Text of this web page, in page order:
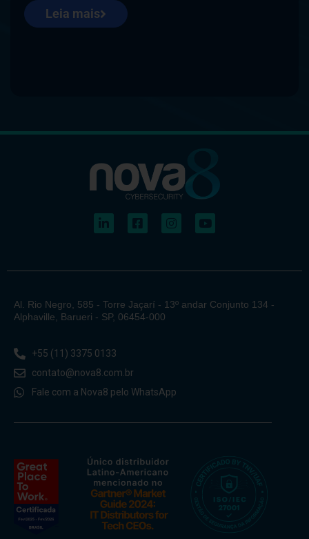
Leia mais
Al. Rio Negro, 585 - Torre Jaçarí - 13º andar Conjunto 134 -
Alphaville, Barueri - SP, 06454-000
+55 (11) 3375 0133
contato@nova8.com.br
Fale com a Nova8 pelo WhatsApp